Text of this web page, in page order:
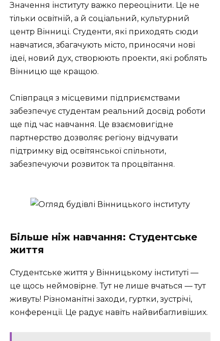
Значення інституту важко переоцінити. Це не
тільки освітній, а й соціальний, культурний
центр Вінниці. Студенти, які приходять сюди
навчатися, збагачують місто, приносячи нові
ідеї, новий дух, створюють проекти, які роблять
Вінницю ще кращою.
Співпраця з місцевими підприємствами
забезпечує студентам реальний досвід роботи
ще під час навчання. Це взаємовигідне
партнерство дозволяє регіону відчувати
підтримку від освітянської спільноти,
забезпечуючи розвиток та процвітання.
Більше ніж навчання: Студентське
життя
Студентське життя у Вінницькому інституті —
це щось неймовірне. Тут не лише вчаться — тут
живуть! Різноманітні заходи, гуртки, зустрічі,
конференції. Це радує навіть найвибагливіших.